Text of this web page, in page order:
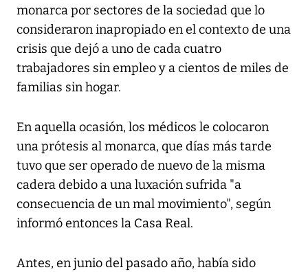
monarca por sectores de la sociedad que lo
consideraron inapropiado en el contexto de una
crisis que dejó a uno de cada cuatro
trabajadores sin empleo y a cientos de miles de
familias sin hogar.
En aquella ocasión, los médicos le colocaron
una prótesis al monarca, que días más tarde
tuvo que ser operado de nuevo de la misma
cadera debido a una luxación sufrida "a
consecuencia de un mal movimiento", según
informó entonces la Casa Real.
Antes, en junio del pasado año, había sido